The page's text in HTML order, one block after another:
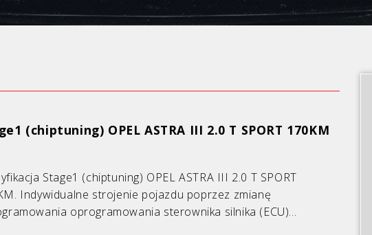
(chiptuning) OPEL ASTRA III 2.0 T SPORT 170KM
Stage1 (chiptuning) OPEL ASTRA III 2.0 T SPORT
Indywidualne strojenie pojazdu poprzez zmianę
oprogramowania sterownika silnika (ECU)...